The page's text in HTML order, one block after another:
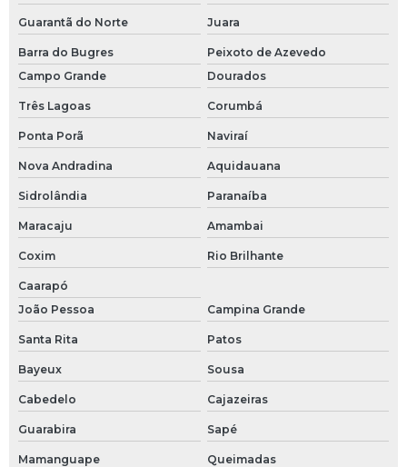
Guarantã do Norte Juara
Barra do Bugres
Peixoto de Azevedo
Campo Grande
Dourados
Três Lagoas Corumbá
Ponta Porã Naviraí
Nova Andradina Aquidauana
Sidrolândia Paranaíba
Maracaju Amambai
Coxim Rio Brilhante
Caarapó
João Pessoa
Campina Grande
Santa Rita Patos
Bayeux Sousa
Cabedelo Cajazeiras
Guarabira Sapé
Mamanguape Queimadas